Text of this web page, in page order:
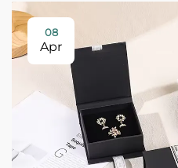
08
Apr